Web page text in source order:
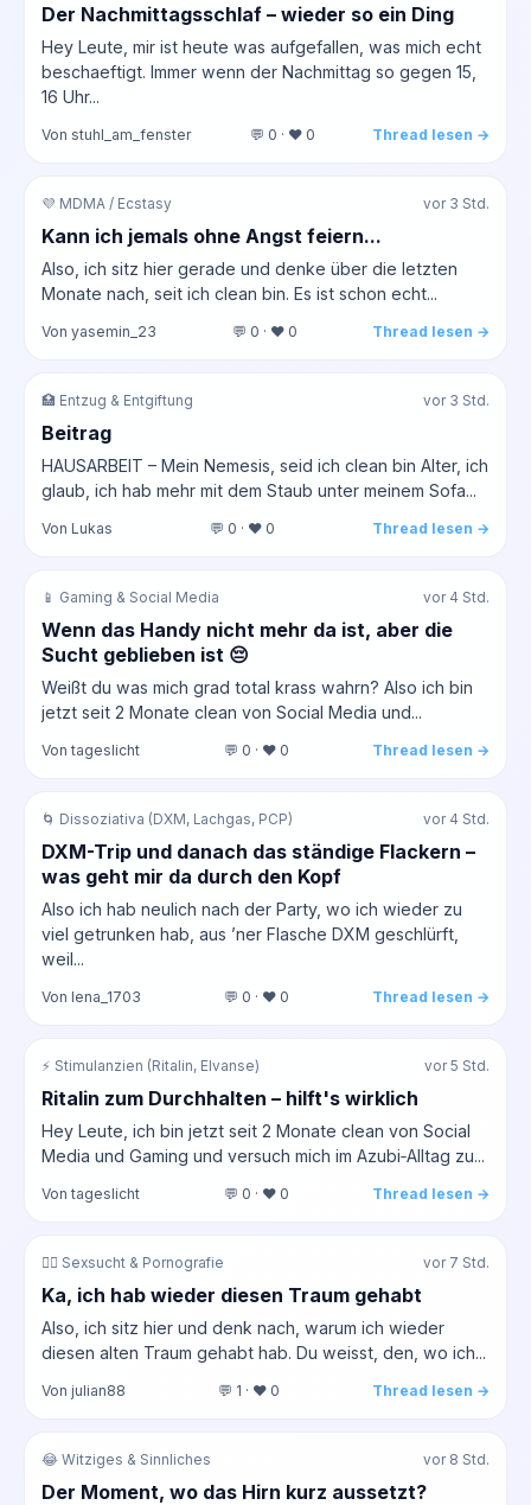
Der Nachmittagsschlaf – wieder so ein Ding
Hey Leute, mir ist heute was aufgefallen, was mich echt
beschaeftigt. Immer wenn der Nachmittag so gegen 15,
16 Uhr...
Von stuhl_am_fenster 💬 0 · ❤️ 0 Thread lesen →
💜 MDMA / Ecstasy vor 3 Std.
Kann ich jemals ohne Angst feiern...
Also, ich sitz hier gerade und denke über die letzten
Monate nach, seit ich clean bin. Es ist schon echt...
Von yasemin_23 💬 0 · ❤️ 0 Thread lesen →
🏥 Entzug & Entgiftung vor 3 Std.
Beitrag
HAUSARBEIT – Mein Nemesis, seid ich clean bin Alter, ich
glaub, ich hab mehr mit dem Staub unter meinem Sofa...
Von Lukas 💬 0 · ❤️ 0 Thread lesen →
📱 Gaming & Social Media vor 4 Std.
Wenn das Handy nicht mehr da ist, aber die
Sucht geblieben ist 😔
Weißt du was mich grad total krass wahrn? Also ich bin
jetzt seit 2 Monate clean von Social Media und...
Von tageslicht 💬 0 · ❤️ 0 Thread lesen →
🌀 Dissoziativa (DXM, Lachgas, PCP) vor 4 Std.
DXM-Trip und danach das ständige Flackern –
was geht mir da durch den Kopf
Also ich hab neulich nach der Party, wo ich wieder zu
viel getrunken hab, aus ’ner Flasche DXM geschlürft,
weil...
Von lena_1703 💬 0 · ❤️ 0 Thread lesen →
⚡ Stimulanzien (Ritalin, Elvanse) vor 5 Std.
Ritalin zum Durchhalten – hilft's wirklich
Hey Leute, ich bin jetzt seit 2 Monate clean von Social
Media und Gaming und versuch mich im Azubi‑Alltag zu...
Von tageslicht 💬 0 · ❤️ 0 Thread lesen →
❤️‍🔥 Sexsucht & Pornografie vor 7 Std.
Ka, ich hab wieder diesen Traum gehabt
Also, ich sitz hier und denk nach, warum ich wieder
diesen alten Traum gehabt hab. Du weisst, den, wo ich...
Von julian88 💬 1 · ❤️ 0 Thread lesen →
😂 Witziges & Sinnliches vor 8 Std.
Der Moment, wo das Hirn kurz aussetzt?